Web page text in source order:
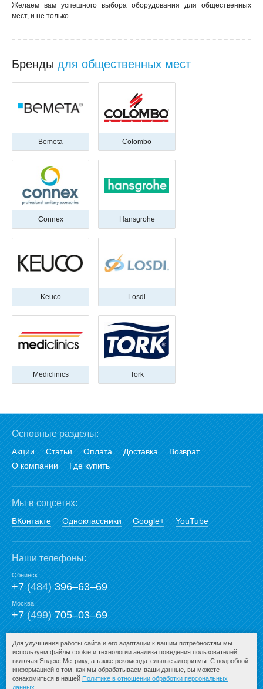
Желаем вам успешного выбора оборудования для общественных
мест, и не только.
Бренды для общественных мест
Bemeta Colombo
Connex Hansgrohe
Keuco Losdi
Mediclinics Tork
Основные разделы:
Акции Статьи Оплата Доставка
Возврат
О компании
Где купить
Мы в соцсетях:
ВКонтакте Одноклассники Google+ YouTube
Наши телефоны:
Обнинск:
+7(484)396‒63‒69
Москва:
+7(499)705‒03‒69
E-mail:
mail@san-premium.ru
Для улучшения работы сайта и его адаптации к вашим потребностям мы
используем файлы cookie и технологии анализа поведения пользователей,
включая Яндекс Метрику, а также рекомендательные алгоритмы. С подробной
информацией о том, как мы обрабатываем ваши данные, вы можете
ознакомиться в нашей Политике в отношении обработки персональных
данных